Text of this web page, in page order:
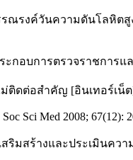
งค์วันความดันโลหิตสูง
กอบการตรวจราชการ
ดต่อสำคัญ [อินเทอร์เน็ต
Sci Med 2008; 67(12):
ริมสร้างและประเมินค